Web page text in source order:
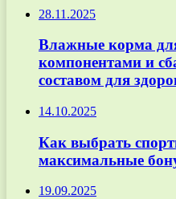
28.11.2025
Влажные корма
компонентами и
составом для
14.10.2025
Как выбрать
максимальные
19.09.2025